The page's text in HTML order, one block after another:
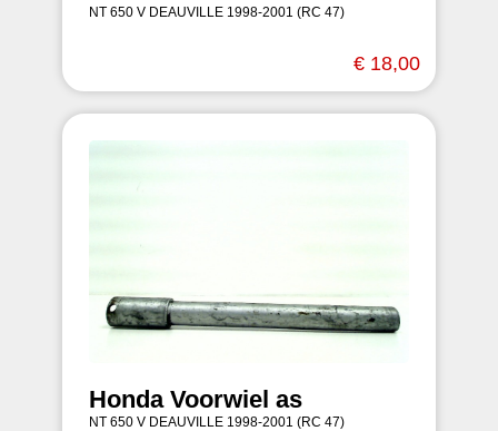
NT 650 V DEAUVILLE 1998-2001 (RC 47)
€ 18,00
Honda Voorwiel as
NT 650 V DEAUVILLE 1998-2001 (RC 47)